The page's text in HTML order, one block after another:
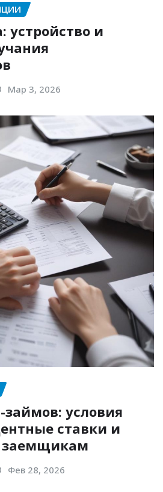
устройство и
Мар 3, 2026
условия
ставки и
заемщикам
Фев 28, 2026